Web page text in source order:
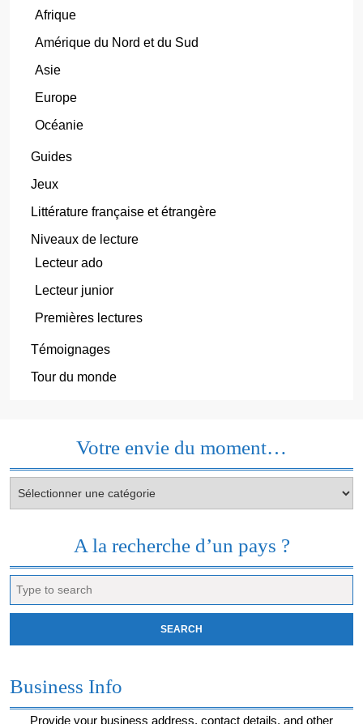
Afrique
Amérique du Nord et du Sud
Asie
Europe
Océanie
Guides
Jeux
Littérature française et étrangère
Niveaux de lecture
Lecteur ado
Lecteur junior
Premières lectures
Témoignages
Tour du monde
Votre envie du moment…
envie
A la recherche d’un pays ?
for:
Business Info
Provide your business address, contact details, and other